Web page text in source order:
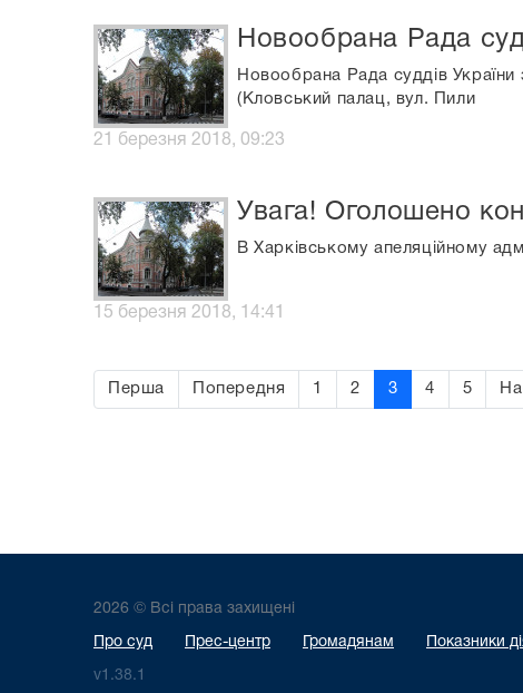
Новообрана Рада
Новообрана Рада суддів України
(Кловський палац, вул. Пили
21 березня 2018, 09:23
Увага! Оголошено
В Харківському апеляційному
15 березня 2018, 14:41
Перша Попередня 1 2 3 4 5
2026 © Всі права захищені
Про суд Прес-центр Громадянам Показники
v1.38.1